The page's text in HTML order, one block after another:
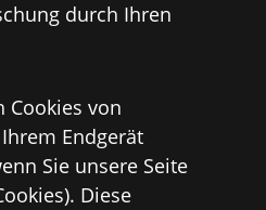
durch Ihren
Cookies von
Endgerät
Sie unsere Seite
Diese